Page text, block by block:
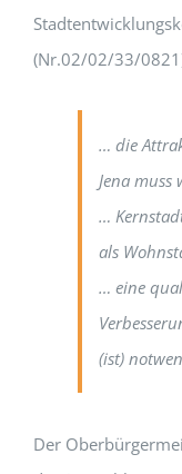
(Nr.02/02/33/
… die
Jena muss
…
als
… eine
(ist)
Der